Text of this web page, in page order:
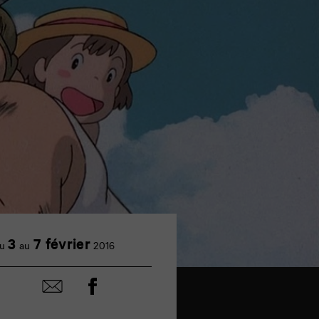
3 au 7 février 2016
Partager
par
Partager
sur